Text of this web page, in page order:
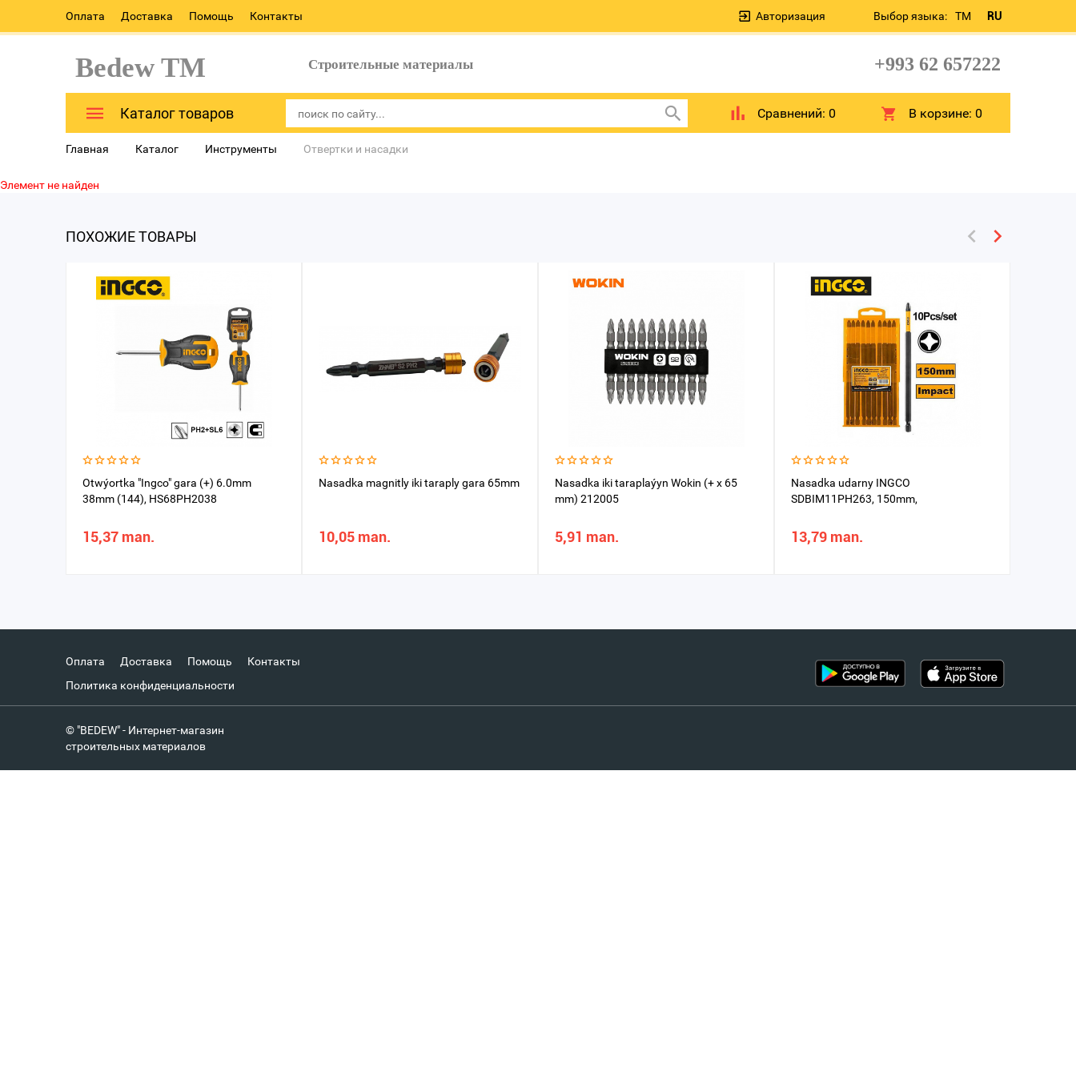
Оплата Доставка Помощь Контакты Выбор языка: TM RU
Авторизация
Bedew TM Строительные материалы +993 62 657222
Каталог товаров Сравнений: 0 В корзине:0
Главная Каталог Инструменты Отвертки и насадки
Элемент не найден
ПОХОЖИЕ ТОВАРЫ
Otwýortka "Ingco" gara (+) 6.0mm
38mm (144), HS68PH2038
15,37 man.
Nasadka magnitly iki taraply gara 65mm
10,05 man.
Nasadka iki taraplaýyn Wokin (+ x 65
mm) 212005
5,91 man.
Nasadka udarny INGCO
SDBIM11PH263, 150mm,
13,79 man.
Оплата Доставка Помощь
Контакты
Политика конфиденциальности
© "BEDEW" - Интернет-магазин
строительных материалов